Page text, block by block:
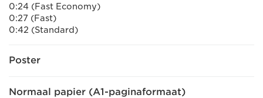
0:24 (Fast Economy)
0:27 (Fast)
0:42 (Standard)
Poster
Normaal papier (A1-paginaformaat)